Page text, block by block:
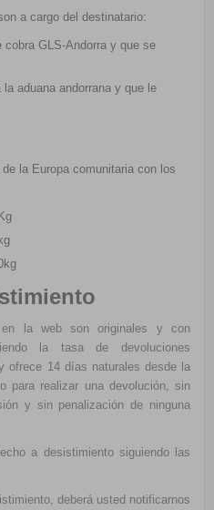
a cargo del destinatario:
cobra GLS-Andorra y que se
aduana andorrana y que le
la Europa comunitaria con los
en la web son originales y con
la tasa de devoluciones
ofrece 14 días naturales desde la
para realizar una devolución, sin
y sin penalización de ninguna
a desistimiento siguiendo las
deberá usted notificarnos